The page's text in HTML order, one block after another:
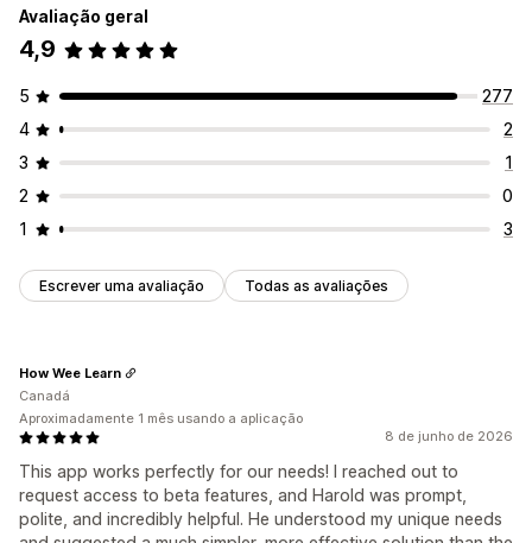
Avaliação geral
4,9
5
277
4
2
3
1
2
0
1
3
Escrever uma avaliação Todas as avaliações
8 de junho de 2026
This app works perfectly for our needs! I reached out to
request access to beta features, and Harold was prompt,
polite, and incredibly helpful. He understood my unique needs
How Wee Learn
Canadá
Aproximadamente 1 mês usando a aplicação